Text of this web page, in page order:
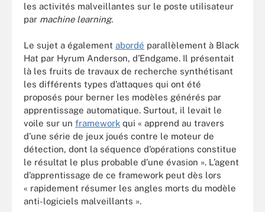
les activités malveillantes sur le poste utilisateur
par machine learning.
Le sujet a également abordé parallèlement à Black
Hat par Hyrum Anderson, d’Endgame. Il présentait
là les fruits de travaux de recherche synthétisant
les différents types d’attaques qui ont été
proposés pour berner les modèles générés par
apprentissage automatique. Surtout, il levait le
voile sur un framework qui « apprend au travers
d’une série de jeux joués contre le moteur de
détection, dont la séquence d’opérations constitue
le résultat le plus probable d’une évasion ». L’agent
d’apprentissage de ce framework peut dès lors
« rapidement résumer les angles morts du modèle
anti-logiciels malveillants ».